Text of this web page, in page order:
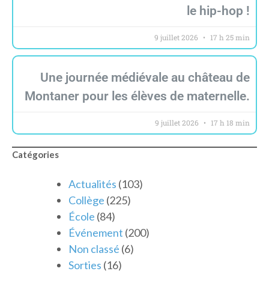
le hip-hop !
9 juillet 2026 17 h 25 min
Une journée médiévale au château de
Montaner pour les élèves de maternelle.
9 juillet 2026 17 h 18 min
Catégories
Actualités (103)
Collège (225)
École (84)
Événement (200)
Non classé (6)
Sorties (16)